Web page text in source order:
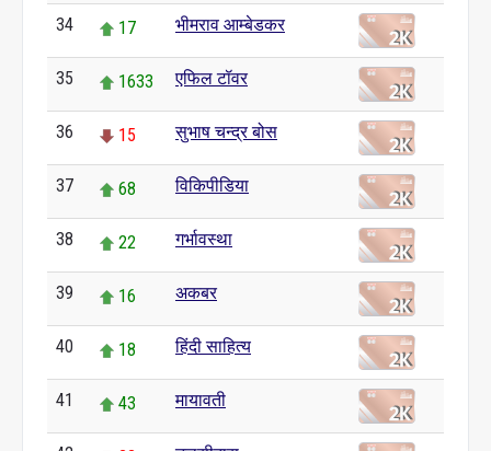
34 17 भीमराव आम्बेडकर
35 1633 एफिल टॉवर
36 15 सुभाष चन्द्र बोस
37 68 विकिपीडिया
38 22 गर्भावस्था
39 16 अकबर
40 18 हिंदी साहित्य
41 43 मायावती